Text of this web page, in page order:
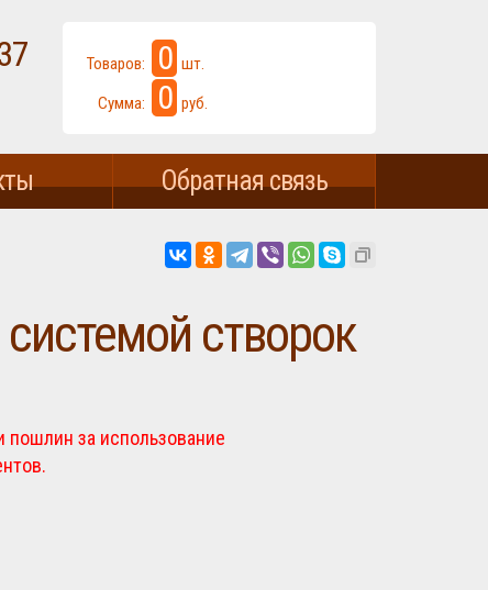
Товаров: 0 шт.
Сумма:
0 руб.
Обратная связь
створок
пошлин за использование